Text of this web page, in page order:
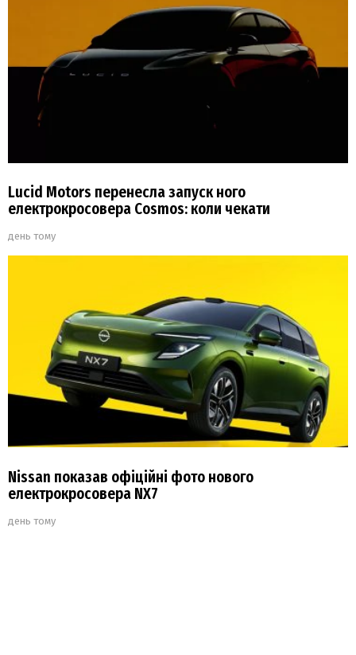
Lucid Motors перенесла запуск ного
електрокросовера Cosmos: коли чекати
день тому
Nissan показав офіційні фото нового
електрокросовера NX7
день тому